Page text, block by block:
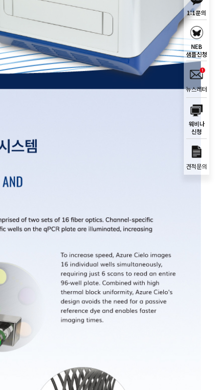
1:1문의
NEB
샘플신청
뉴스레터
웨비나
신청
견적문의